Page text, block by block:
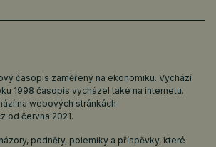
časopis zaměřený na ekonomiku. Vychází
1998 časopis vycházel také na internetu.
na webových stránkách
od června 2021.
podněty, polemiky a příspěvky, které